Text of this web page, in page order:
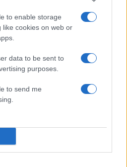
to enable storage
like cookies on web or
data to be sent to
purposes.
to send me
του ζητήματος,
και αυτή τη στιγμή
και θεωρώ πάρα
δεν περνάνε και
όταν εκβιάζονται, όταν
και τα λοιπά, να έχουν το
τόνιζε ο Μιχάλης
πως ο συγκεκριμένος